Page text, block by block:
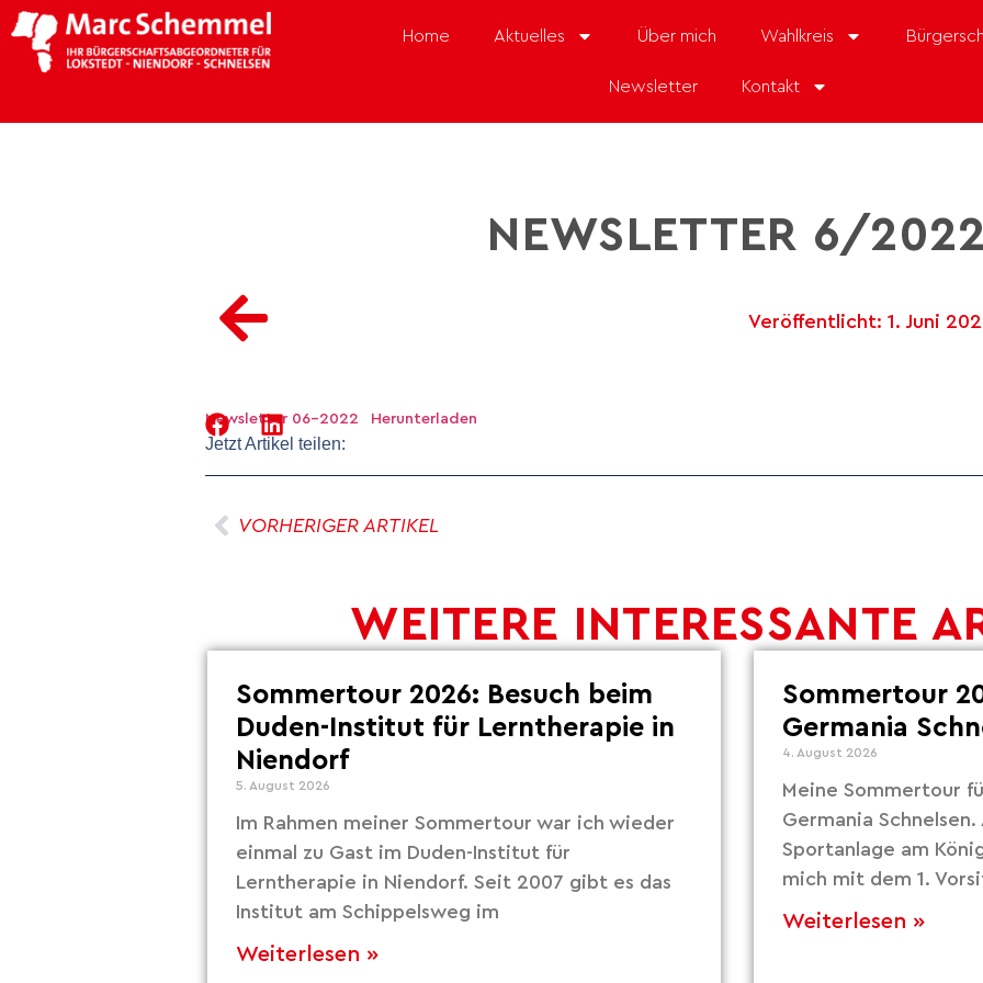
Home Aktuelles Über mich Wahlkreis
Newsletter Kontakt
NEWSLETTER 6/2022
Veröffentlicht: 1. Juni
Newsletter 06-2022 Herunterladen
Jetzt Artikel teilen:
VORHERIGER ARTIKEL
WEITERE INTERESSANTE
Sommertour 2026: Besuch beim
Duden-Institut für Lerntherapie in
Niendorf
5. August 2026
Im Rahmen meiner Sommertour war ich wieder
einmal zu Gast im Duden-Institut für
Lerntherapie in Niendorf. Seit 2007 gibt es das
Institut am Schippelsweg im
Weiterlesen »
Sommertour
Germania
4. August 2026
Meine Sommertour
Germania
Sportanlage am
mich mit dem 1.
Weiterlesen »